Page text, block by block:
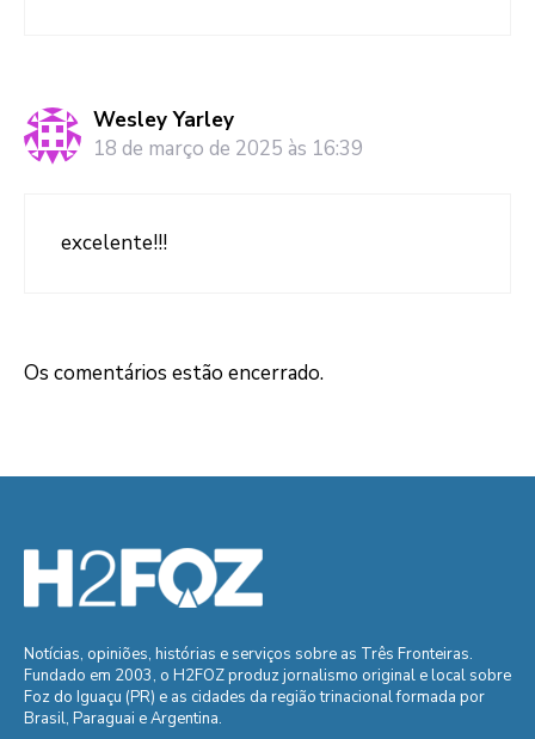
Wesley Yarley
18 de março de 2025 às 16:39
excelente!!!
Os comentários estão encerrado.
Notícias, opiniões, histórias e serviços sobre as Três Fronteiras.
Fundado em 2003, o H2FOZ produz jornalismo original e local sobre
Foz do Iguaçu (PR) e as cidades da região trinacional formada por
Brasil, Paraguai e Argentina.